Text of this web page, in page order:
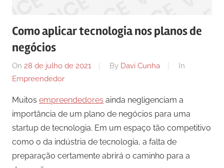
com
os
púbicos.
Como aplicar tecnologia nos planos de
negócios
On 28 de julho de 2021 By Davi Cunha
In
Empreendedor
Muitos empreendedores ainda negligenciam a
importância de um plano de negócios para uma
startup de tecnologia. Em um espaço tão competitivo
como o da indústria de tecnologia, a falta de
preparação certamente abrirá o caminho para a